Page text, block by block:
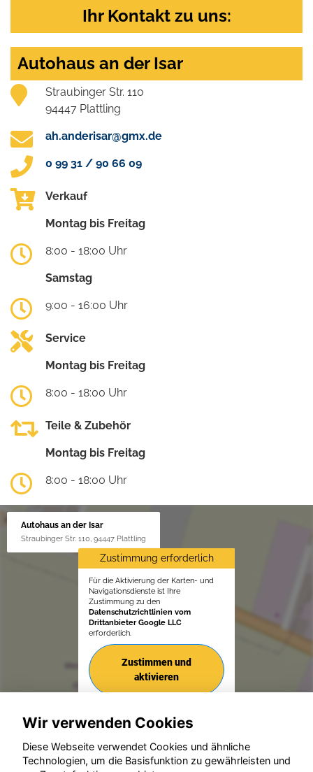
Ihr Kontakt zu uns:
Autohaus an der Isar
Straubinger Str. 110
94447 Plattling
ah.anderisar@gmx.de
0 99 31 / 90 66 09
Verkauf
Montag bis Freitag
8:00 - 18:00 Uhr
Samstag
9:00 - 16:00 Uhr
Service
Montag bis Freitag
8:00 - 18:00 Uhr
Teile & Zubehör
Montag bis Freitag
8:00 - 18:00 Uhr
Autohaus an der Isar
Straubinger Str. 110, 94447 Plattling
Zustimmung erforderlich
Für die Aktivierung der Karten- und
Navigationsdienste ist Ihre
Zustimmung zu den
Datenschutzrichtlinien vom
Drittanbieter Google LLC
erforderlich.
Zustimmen und
aktivieren
Wir verwenden Cookies
Diese Webseite verwendet Cookies und ähnliche
Technologien, um die Basisfunktion zu gewährleisten und